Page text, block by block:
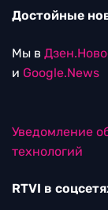
Достойные
Мы в
и Google.News
Уведомление
технологий
RTVI в